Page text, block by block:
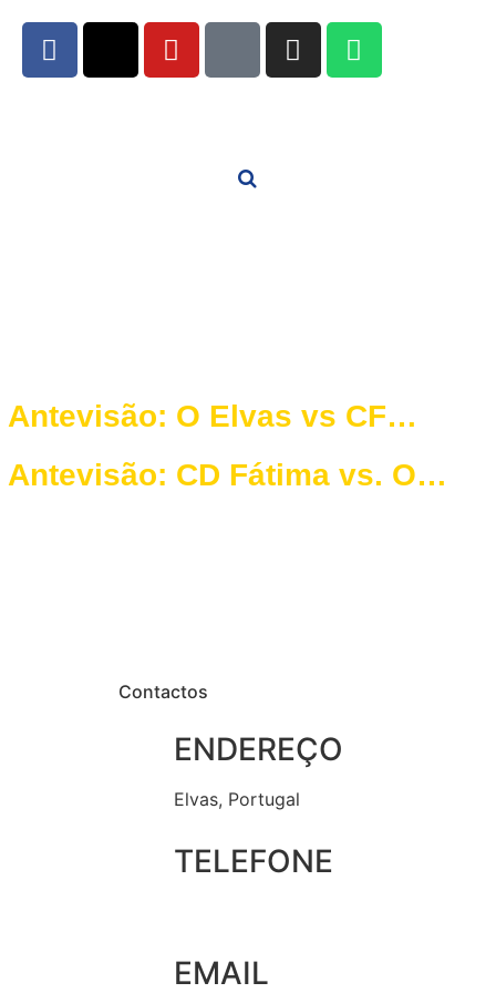
Antevisão: O Elvas vs CF
Jornada 1 do Campeonato de
​Antevisão: CD Fátima vs. O
Contactos
ENDEREÇO
Elvas, Portugal
TELEFONE
EMAIL